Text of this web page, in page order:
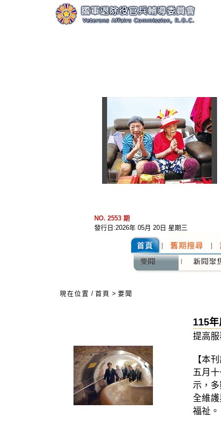
NO. 2553 期
發行日:2026年 05月 20日 星期三
現在位置 / 首頁 > 要聞
115
提高
【本
五月
示，
全維
福祉。